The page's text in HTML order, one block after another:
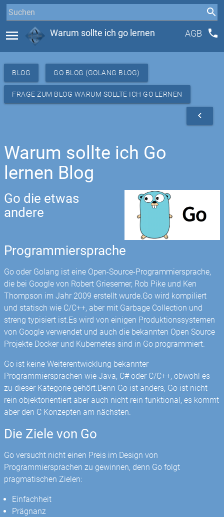
menu Warum sollte ich go lernen AGB phone
BLOG GO BLOG (GOLANG BLOG)
FRAGE ZUM BLOG WARUM SOLLTE ICH GO LERNEN
navigate_before
Warum sollte ich Go
lernen Blog
Go die etwas
andere
Programmiersprache
Go oder Golang ist eine Open-Source-Programmiersprache,
die bei Google von Robert Griesemer, Rob Pike und Ken
Thompson im Jahr 2009 erstellt wurde.Go wird kompiliert
und statisch wie C/C++, aber mit Garbage Collection und
streng typisiert ist.Es wird von einigen Produktionssystemen
von Google verwendet und auch die bekannten Open Source
Projekte Docker und Kubernetes sind in Go programmiert.
Go ist keine Weiterentwicklung bekannter
Programmiersprachen wie Java, C# oder C/C++, obwohl es
zu dieser Kategorie gehört.Denn Go ist anders, Go ist nicht
rein objektorientiert aber auch nicht rein funktional, es kommt
aber den C Konzepten am nächsten.
Die Ziele von Go
Go versucht nicht einen Preis im Design von
Programmiersprachen zu gewinnen, denn Go folgt
pragmatischen Zielen:
Einfachheit
Prägnanz